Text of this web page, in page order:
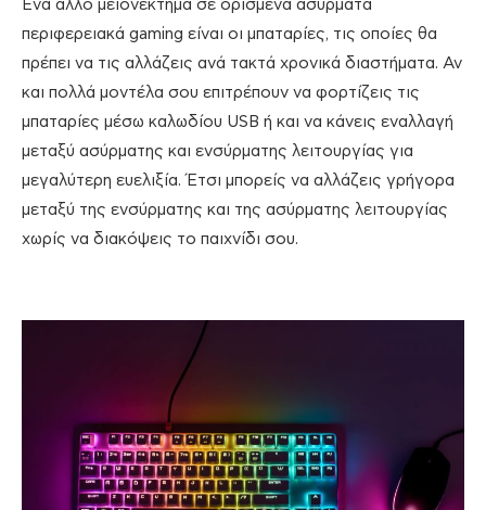
Ένα άλλο μειονέκτημα σε ορισμένα ασύρματα
περιφερειακά gaming είναι οι μπαταρίες, τις οποίες θα
πρέπει να τις αλλάζεις ανά τακτά χρονικά διαστήματα. Αν
και πολλά μοντέλα σου επιτρέπουν να φορτίζεις τις
μπαταρίες μέσω καλωδίου USB ή και να κάνεις εναλλαγή
μεταξύ ασύρματης και ενσύρματης λειτουργίας για
μεγαλύτερη ευελιξία. Έτσι μπορείς να αλλάζεις γρήγορα
μεταξύ της ενσύρματης και της ασύρματης λειτουργίας
χωρίς να διακόψεις το παιχνίδι σου.